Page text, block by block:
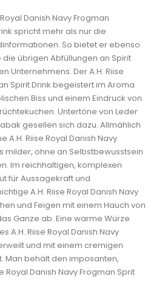
Danish Navy Frogman
spricht mehr als nur die
So bietet er ebenso
übrigen Abfüllungen an Spirit
Unternehmens. Der A.H. Riise
Spirit Drink begeistert im Aroma
Biss und einem Eindruck von
Untertöne von Leder
gesellen sich dazu. Allmählich
Riise Royal Danish Navy
milder, ohne an Selbstbewusstsein
Im reichhaltigen, komplexen
für Aussagekraft und
A.H. Riise Royal Danish Navy
und Feigen mit einem Hauch von
Ganze ab. Eine warme Würze
A.H. Riise Royal Danish Navy
und mit einem cremigen
Man behält den imposanten,
Royal Danish Navy Frogman Sprit